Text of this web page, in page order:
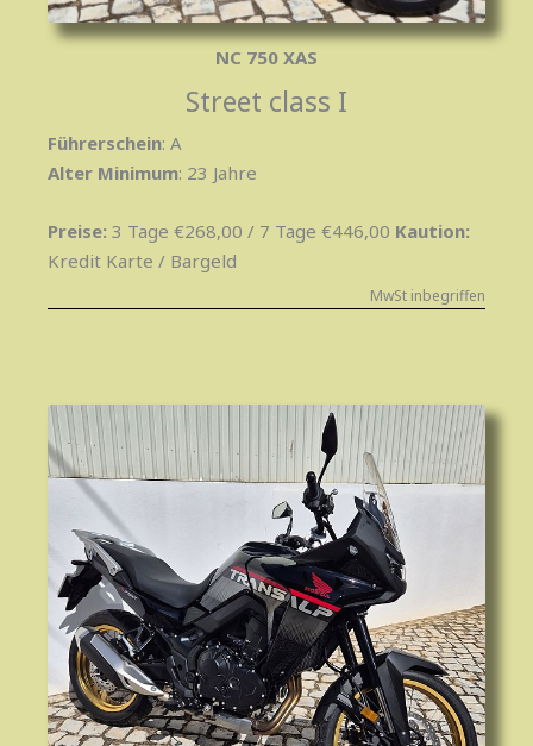
NC 750 XAS
Street class I
Führerschein: A
Alter Minimum: 23 Jahre
Preise: 3 Tage €268,00 / 7 Tage €446,00 Kaution:
Kredit Karte / Bargeld
MwSt inbegriffen